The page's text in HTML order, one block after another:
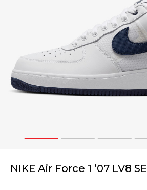
1 2 3
NIKE Air Force 1 ’07 LV8 SE